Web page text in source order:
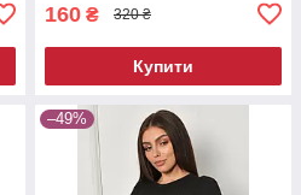
160 ₴ 320 ₴
Купити
–49%